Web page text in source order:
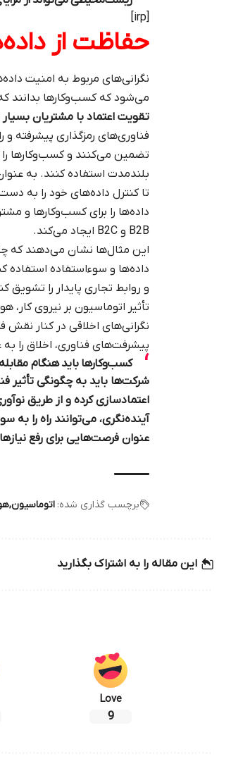
[irp]
حفاظت از
نگرانی‌های مربوط به امنیت
می‌شود که کسب‌وکارها بدانند
تقویت اعتماد با مشتریان
فناوری‌های رمزگذاری پیشرفته
تضمین می‌کنند و کسب‌وکارها را
تا کنترل داده‌های خود را به
داده‌ها را برای کسب‌وکارها و
B2B و B2C ایجاد می‌کند.
این مثال‌ها نشان می‌دهند که
داده‌ها و سوءاستفاده استفاده
و روابط تجاری پایدار را تشویق
تأثیر اتوماسیون بر نیروی
نگرانی‌های اخلاقی در کنار نقش
پیشرفت‌های فناوری، اخلاق را
کسب‌وکارها باید هنگام
شرکت‌ها باید به چگونگی تأثیر
اعتمادسازی کرده و از طریق
آینده‌نگری، می‌توانند راه را به
عنوان فرصت‌هایی برای رفع
برچسب گذاری شده: اتوماسیون
این مقاله را به اشتراک بگذارید
Love
9